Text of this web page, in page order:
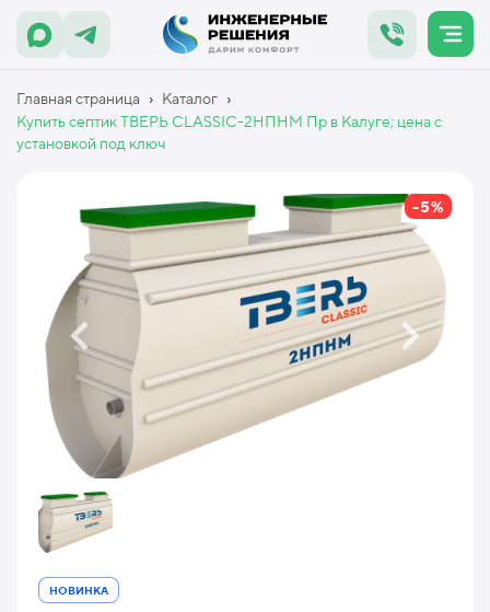
Главная страница › Каталог ›
Купить септик ТВЕРЬ CLASSIC-2НПНМ Пр в Калуге; цена с
установкой под ключ
-5%
НОВИНКА